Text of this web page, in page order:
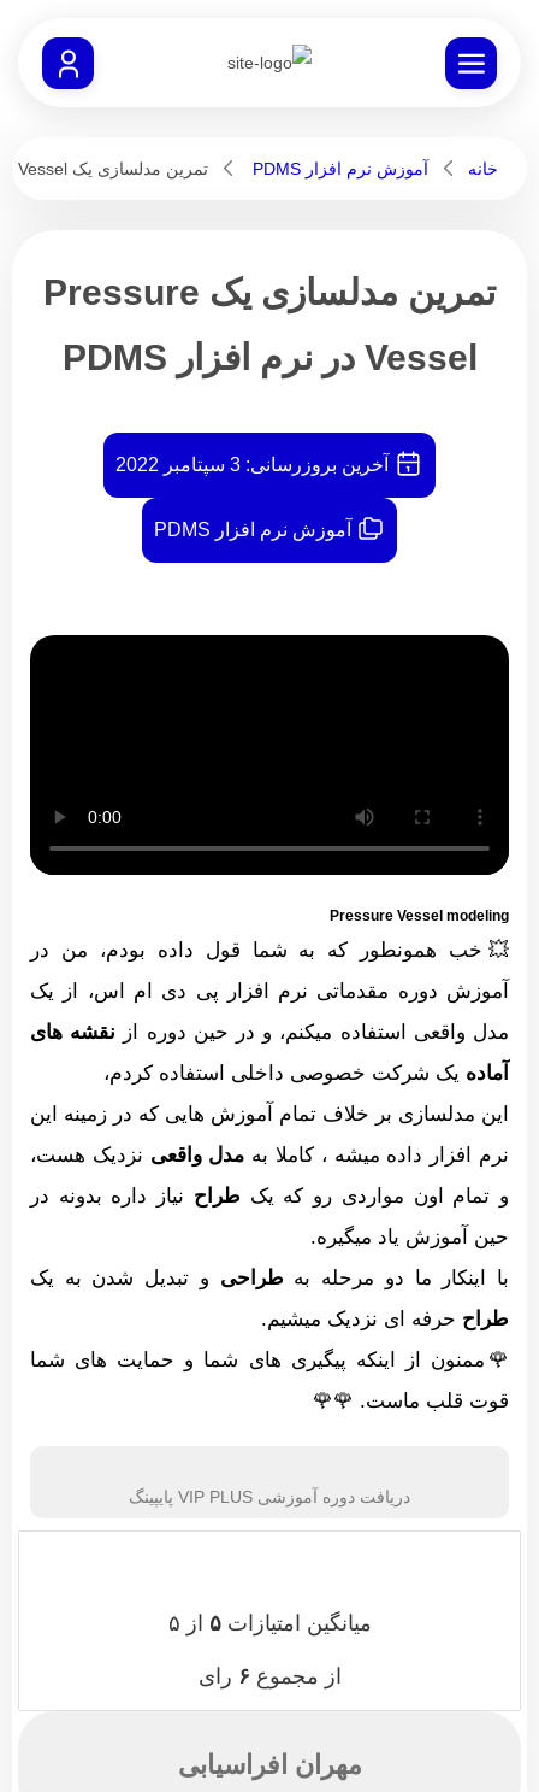
خانه آموزش نرم افزار PDMS تمرین مدلسازی یک Pressure Vessel در نرم افزار PDMS
تمرین مدلسازی یک Pressure
Vessel در نرم افزار PDMS
آخرین بروزرسانی: 3 سپتامبر 2022
آموزش نرم افزار PDMS
Pressure Vessel modeling
💥خب همونطور که به شما قول داده بودم، من در
آموزش دوره مقدماتی نرم افزار پی دی ام اس، از یک
مدل واقعی استفاده میکنم، و در حین دوره از نقشه های
آماده یک شرکت خصوصی داخلی استفاده کردم،
این مدلسازی بر خلاف تمام آموزش هایی که در زمینه این
نرم افزار داده میشه ، کاملا به مدل واقعی نزدیک هست،
و تمام اون مواردی رو که یک طراح نیاز داره بدونه در
حین آموزش یاد میگیره.
با اینکار ما دو مرحله به طراحی و تبدیل شدن به یک
طراح حرفه ای نزدیک میشیم.
🌹ممنون از اینکه پیگیری های شما و حمایت های شما
قوت قلب ماست. 🌹🌹
دریافت دوره آموزشی VIP PLUS پایپینگ
میانگین امتیازات۵ از ۵
از مجموع ۶ رای
مهران افراسیابی